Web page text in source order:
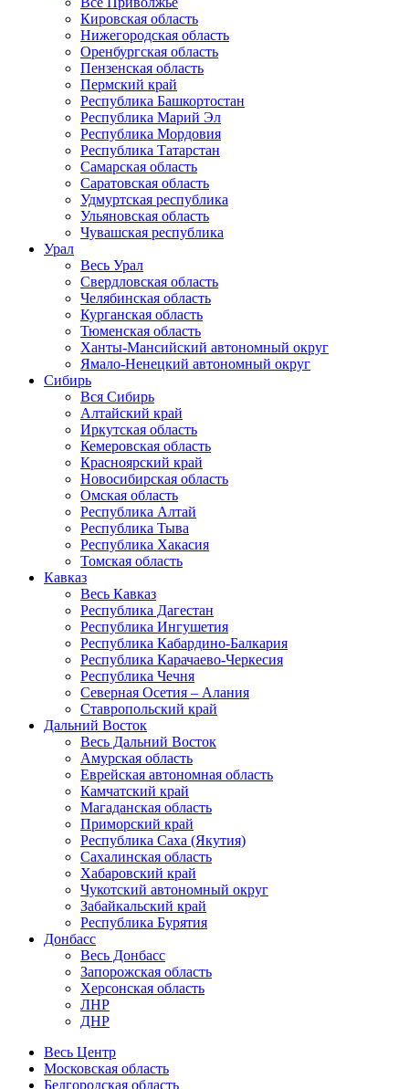
Кировская область
Нижегородская область
Оренбургская область
Пензенская область
Пермский край
Республика Башкортостан
Республика Марий Эл
Республика Мордовия
Республика Татарстан
Самарская область
Саратовская область
Удмуртская республика
Ульяновская область
Чувашская республика
Урал
Весь Урал
Свердловская область
Челябинская область
Курганская область
Тюменская область
Ханты-Мансийский автономный округ
Ямало-Ненецкий автономный округ
Сибирь
Вся Сибирь
Алтайский край
Иркутская область
Кемеровская область
Красноярский край
Новосибирская область
Омская область
Республика Алтай
Республика Тыва
Республика Хакасия
Томская область
Кавказ
Весь Кавказ
Республика Дагестан
Республика Ингушетия
Республика Кабардино-Балкария
Республика Карачаево-Черкесия
Республика Чечня
Северная Осетия – Алания
Ставропольский край
Дальний Восток
Весь Дальний Восток
Амурская область
Еврейская автономная область
Камчатский край
Магаданская область
Приморский край
Республика Саха (Якутия)
Сахалинская область
Хабаровский край
Чукотский автономный округ
Забайкальский край
Республика Бурятия
Донбасс
Весь Донбасс
Запорожская область
Херсонская область
ЛНР
ДНР
Весь Центр
Московская область
Белгородская область